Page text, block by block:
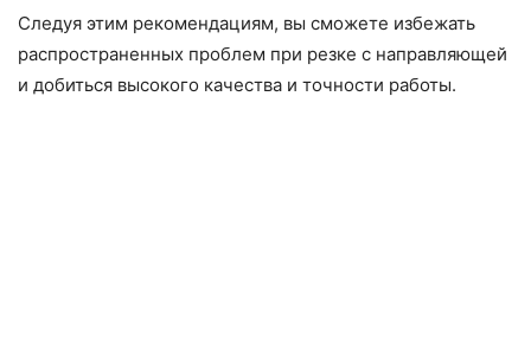
Следуя этим рекомендациям, вы сможете избежать
распространенных проблем при резке с направляющей
и добиться высокого качества и точности работы.